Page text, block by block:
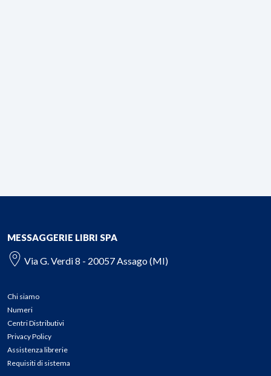
MESSAGGERIE LIBRI SPA
Via G. Verdi 8 - 20057 Assago (MI)
Chi siamo
Numeri
Centri Distributivi
Privacy Policy
Assistenza librerie
Requisiti di sistema